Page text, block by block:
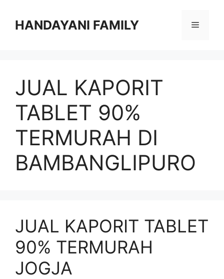
HANDAYANI FAMILY Menu
JUAL KAPORIT
TABLET 90%
TERMURAH DI
BAMBANGLIPURO
JUAL KAPORIT TABLET
90% TERMURAH
JOGJA